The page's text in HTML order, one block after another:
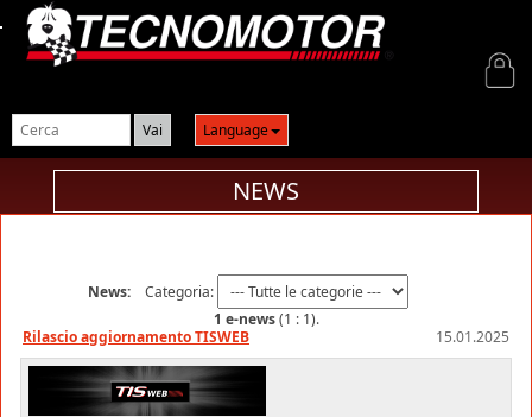
Language
Login
NEWS
News: Categoria:
1 e-news(1 : 1).
15.01.2025
Rilascio aggiornamento TISWEB